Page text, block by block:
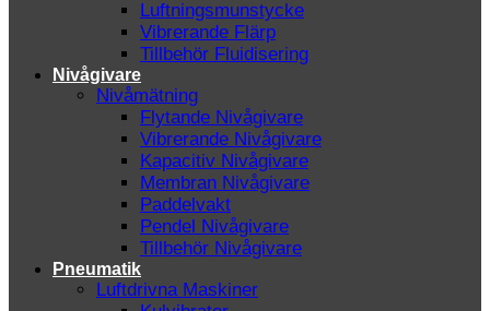
Luftningsmunstycke
Vibrerande Flärp
Tillbehör Fluidisering
Nivågivare
Nivåmätning
Flytande Nivågivare
Vibrerande Nivågivare
Kapacitiv Nivågivare
Membran Nivågivare
Paddelvakt
Pendel Nivågivare
Tillbehör Nivågivare
Pneumatik
Luftdrivna Maskiner